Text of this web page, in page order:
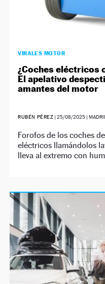
VIRALES MOTOR
¿Coches eléctricos
El apelativo
amantes del motor
RUBÉN PÉREZ |25/08/2025 |
Forofos de los coches
eléctricos llamándolos
lleva al extremo con